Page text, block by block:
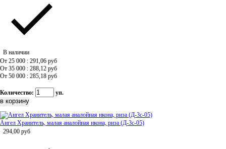
В наличии
От 25 000 : 291,06 руб
От 35 000 : 288,12 руб
От 50 000 : 285,18 руб
Количество: уп.
Ангел Хранитель, малая аналойная икона, риза (Д-3с-05)
294,00 руб